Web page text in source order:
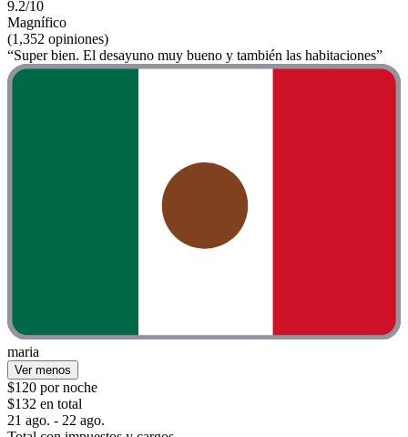
9.2/10
Magnífico
(1,352 opiniones)
“Super bien. El desayuno muy bueno y también las habitaciones”
maria
Ver menos
$120 por noche
$132 en total
21 ago. - 22 ago.